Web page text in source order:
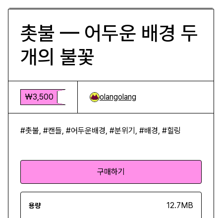
촛불 — 어두운 배경 두
개의 불꽃
₩3,500 olangolang
#촛불, #캔들, #어두운배경, #분위기, #배경, #힐링
구매하기
용량 12.7MB